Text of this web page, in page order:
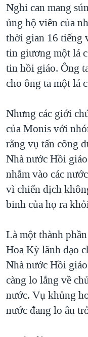
Nghi can mang
ủng hộ viên của
thời gian 16 tiếng
tin giương một lá
tin hồi giáo. Ông
cho ông ta một lá
Nhưng các giới
của Monis với
rằng vụ tấn công
Nhà nước Hồi
nhắm vào các
vì chiến dịch
binh của họ ra
Là một thành
Hoa Kỳ lãnh đạo
Nhà nước Hồi
càng lo lắng về
nước. Vụ khủng
nước đang lo âu